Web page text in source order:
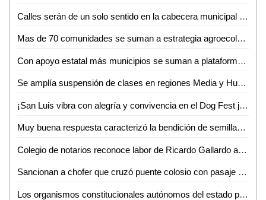
Calles serán de un solo sentido en la cabecera municipal de Soledad: Juan Manuel Navarro
Mas de 70 comunidades se suman a estrategia agroecológica contra el gusano cogollero en la Huasteca
Con apoyo estatal más municipios se suman a plataforma México
Se amplía suspensión de clases en regiones Media y Huasteca
¡San Luis vibra con alegría y convivencia en el Dog Fest juventud 2025!
Muy buena respuesta caracterizó la bendición de semillas en La Pila de Ciudad Valles: José Santos Martínez
Colegio de notarios reconoce labor de Ricardo Gallardo a favor del estado
Sancionan a chofer que cruzó puente colosio con pasaje pese a inundación
Los organismos constitucionales autónomos del estado podrán presentar iniciativas ante el congreso del estado